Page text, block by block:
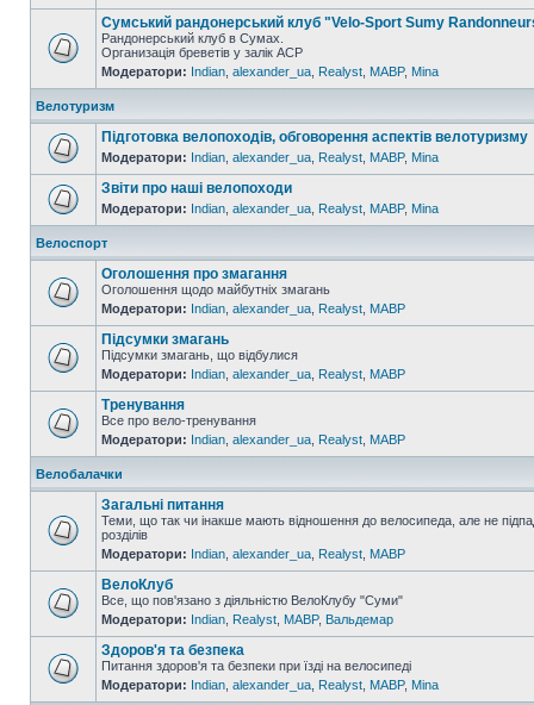
Сумський рандонерський клуб "Velo-Sport Sumy
Рандонерський клуб в Сумах.
Организація бреветів у залік АСР
Модератори: Indian alexander_ua Realyst MABP, Mina
Велотуризм
Підготовка велопоходів, обговорення аспектів велотуризму
Модератори: Indian alexander_ua Realyst MABP, Mina
Звіти про наші велопоходи
Модератори: Indian alexander_ua Realyst MABP, Mina
Велоспорт
Оголошення про змагання
Оголошення щодо майбутніх змагань
Модератори: Indian alexander_ua Realyst MABP
Підсумки змагань
Підсумки змагань, що відбулися
Модератори: Indian alexander_ua Realyst MABP
Тренування
Все про вело-тренування
Модератори: Indian alexander_ua Realyst MABP
Велобалачки
Загальні питання
Теми, що так чи інакше мають відношення до велосипеда, але не
розділів
Модератори: Indian alexander_ua Realyst MABP
ВелоКлуб
Все, що пов'язано з діяльністю ВелоКлубу "Суми"
Модератори: Indian Realyst MABP, Вальдемар
Здоров'я та безпека
Питання здоров'я та безпеки при їзді на велосипеді
Модератори: Indian alexander_ua Realyst MABP, Mina